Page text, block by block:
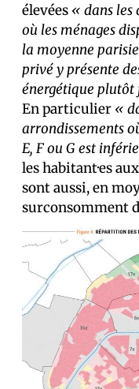
élevées « dans les
où les ménages
la moyenne
privé y présente
énergétique plutôt
En particulier «
arrondissements
E, F ou G est
les habitant·es
sont aussi, en
surconsomment